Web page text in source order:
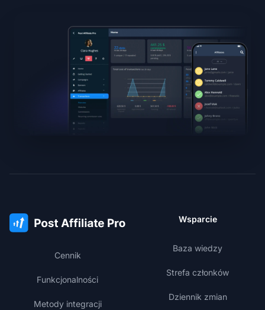
Cennik
Funkcjonalności
Metody integracji
Wsparcie
Baza wiedzy
Strefa członków
Dziennik zmian